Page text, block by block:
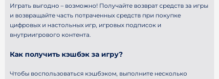
Играть выгодно – возможно! Получайте возврат средств за игры
и возвращайте часть потраченных средств при покупке
цифровых и настольных игр, игровых подписок и
внутриигрового контента.
Как получить кэшбэк за игру?
Чтобы воспользоваться кэшбэком, выполните несколько